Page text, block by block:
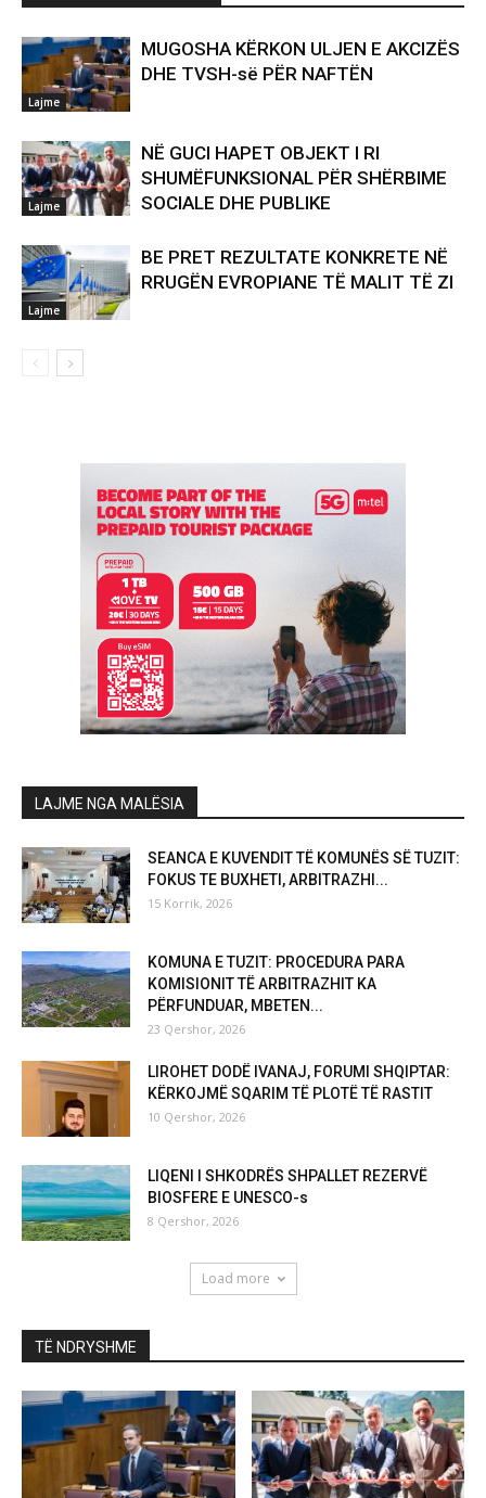
Lajme
MUGOSHA KËRKON ULJEN E AKCIZËS
DHE TVSH-së PËR NAFTËN
Lajme
NË GUCI HAPET OBJEKT I RI
SHUMËFUNKSIONAL PËR SHËRBIME
SOCIALE DHE PUBLIKE
Lajme
BE PRET REZULTATE KONKRETE NË
RRUGËN EVROPIANE TË MALIT TË ZI
LAJME NGA MALËSIA
SEANCA E KUVENDIT TË KOMUNËS SË TUZIT:
FOKUS TE BUXHETI, ARBITRAZHI...
15 Korrik, 2026
KOMUNA E TUZIT: PROCEDURA PARA
KOMISIONIT TË ARBITRAZHIT KA
PËRFUNDUAR, MBETEN...
23 Qershor, 2026
LIROHET DODË IVANAJ, FORUMI SHQIPTAR:
KËRKOJMË SQARIM TË PLOTË TË RASTIT
10 Qershor, 2026
LIQENI I SHKODRËS SHPALLET REZERVË
BIOSFERE E UNESCO-s
8 Qershor, 2026
Load more
TË NDRYSHME